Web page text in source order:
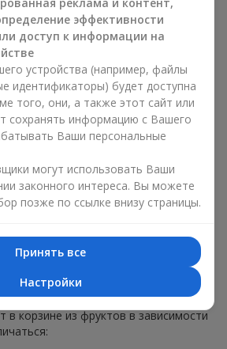
Именно праздничное оформление
букет в корзине из фруктов в
В компанииFlowers.uaмы
клиента при создании декора.
используются натуральные
упаковка вкуса и, конечно,
соответствующие событию.
с фруктами может быть
пленке или стильной коробке —
подачей, которая выглядит аккуратно
фруктовые
для праздников
и сезонов
свой характер и свои сезонные
в корзине из фруктов в зависимости
эффективности
доступ к информации на
устройства (например, файлы
идентификаторы) будет доступна
того, они, а также этот сайт или
сохранять информацию с Вашего
Ваши персональные
могут использовать Ваши
законного интереса. Вы можете
позже по ссылке внизу страницы.
Принять все
Настройки